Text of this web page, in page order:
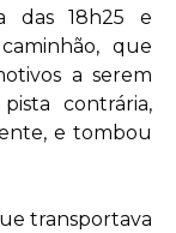
das 18h25 e
que
a serem
contrária,
e tombou
transportava